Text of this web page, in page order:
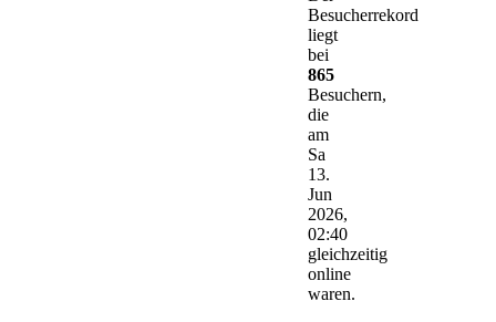
Besucherrekord
liegt
bei
865
Besuchern,
die
am
Sa
13.
Jun
2026,
02:40
gleichzeitig
online
waren.